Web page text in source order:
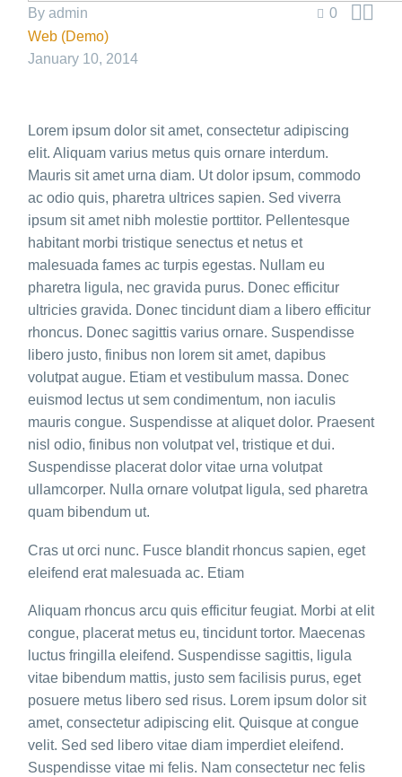
0 
By admin
Web (Demo)
January 10, 2014
Lorem ipsum dolor sit amet, consectetur adipiscing
elit. Aliquam varius metus quis ornare interdum.
Mauris sit amet urna diam. Ut dolor ipsum, commodo
ac odio quis, pharetra ultrices sapien. Sed viverra
ipsum sit amet nibh molestie porttitor. Pellentesque
habitant morbi tristique senectus et netus et
malesuada fames ac turpis egestas. Nullam eu
pharetra ligula, nec gravida purus. Donec efficitur
ultricies gravida. Donec tincidunt diam a libero efficitur
rhoncus. Donec sagittis varius ornare. Suspendisse
libero justo, finibus non lorem sit amet, dapibus
volutpat augue. Etiam et vestibulum massa. Donec
euismod lectus ut sem condimentum, non iaculis
mauris congue. Suspendisse at aliquet dolor. Praesent
nisl odio, finibus non volutpat vel, tristique et dui.
Suspendisse placerat dolor vitae urna volutpat
ullamcorper. Nulla ornare volutpat ligula, sed pharetra
quam bibendum ut.
Cras ut orci nunc. Fusce blandit rhoncus sapien, eget
eleifend erat malesuada ac. Etiam
Aliquam rhoncus arcu quis efficitur feugiat. Morbi at elit
congue, placerat metus eu, tincidunt tortor. Maecenas
luctus fringilla eleifend. Suspendisse sagittis, ligula
vitae bibendum mattis, justo sem facilisis purus, eget
posuere metus libero sed risus. Lorem ipsum dolor sit
amet, consectetur adipiscing elit. Quisque at congue
velit. Sed sed libero vitae diam imperdiet eleifend.
Suspendisse vitae mi felis. Nam consectetur nec felis